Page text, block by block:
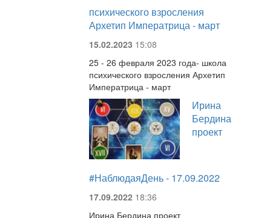
психического взросления
Архетип Императрица - март
15.02.2023 15:08
25 - 26 февраля 2023 года- школа
психического взросления Архетип
Императрица - март
Ирина
Бердина
проект
#НаблюдаяДень - 17.09.2022
17.09.2022 18:36
Ирина Бердина проект